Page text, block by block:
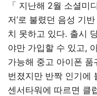
「 지난해 2월 소셜미
저’로 불렸던 음성 기
치 못하고 있다. 출시
야만 가입할 수 있고,
가능해 중고 아이폰 품
번졌지만 반짝 인기에
센서타워에 따르면 클